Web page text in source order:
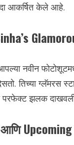
आकर्षित केले आहे.
आपल्या नवीन
तिच्या ग्लॅमरस
झलक